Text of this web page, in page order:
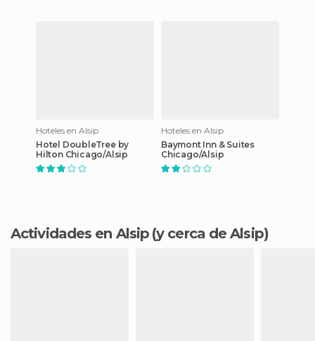
Hoteles en Alsip
Hotel DoubleTree by
Hilton Chicago/Alsip
Hoteles en Alsip
Baymont Inn & Suites
Chicago/Alsip
Actividades en Alsip (y cerca de Alsip)